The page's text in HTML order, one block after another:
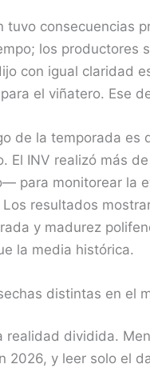
tuvo consecuencias
los productores
con igual claridad
el viñatero. Ese
de la temporada es
El INV realizó más
para monitorear la
resultados
y madurez
la media histórica.
distintas en el
realidad dividida.
2026, y leer solo el